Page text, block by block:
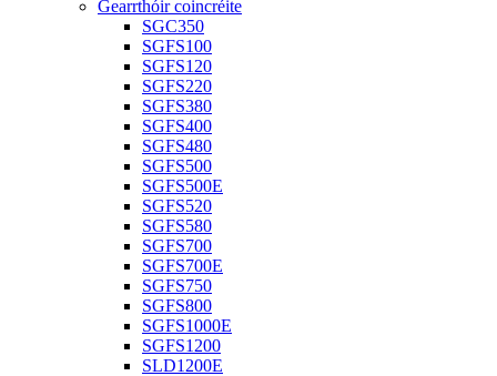
Gearrthóir coincréite
SGC350
SGFS100
SGFS120
SGFS220
SGFS380
SGFS400
SGFS480
SGFS500
SGFS500E
SGFS520
SGFS580
SGFS700
SGFS700E
SGFS750
SGFS800
SGFS1000E
SGFS1200
SLD1200E